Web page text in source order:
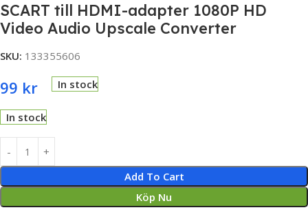
SCART till HDMI-adapter 1080P HD
Video Audio Upscale Converter
SKU: 133355606
99 kr In stock
In stock
Add To Cart
Köp Nu